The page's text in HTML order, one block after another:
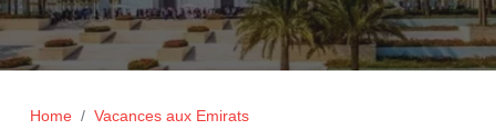
Home
Vacances aux Emirats